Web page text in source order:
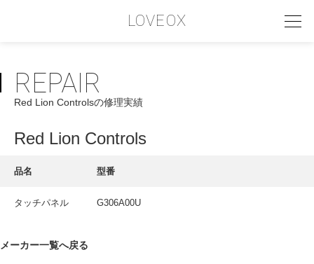
LOVEOX
PHILOSOPHY
フィロソフィー
COMPANY PROFILE
INTERVIEW
REPAIR
Red Lion Controlsの修理実績
Red Lion Controls
品名 型番
タッチパネル G306A00U
メーカー一覧へ戻る